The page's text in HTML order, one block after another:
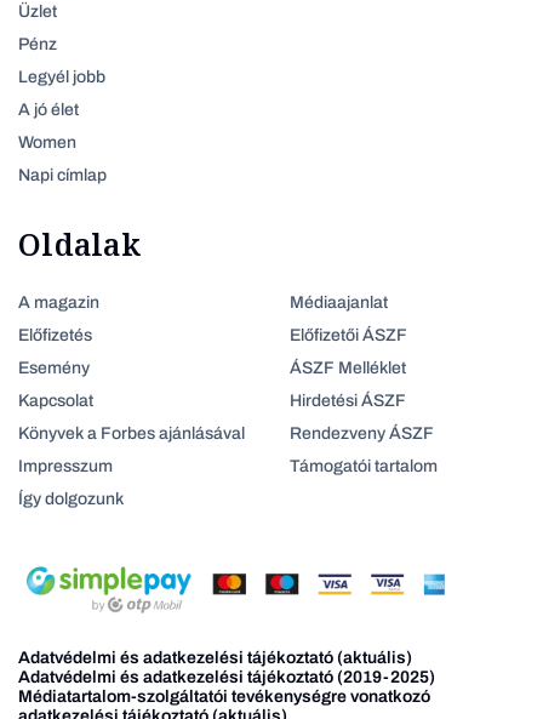
Üzlet
Pénz
Legyél jobb
A jó élet
Women
Napi címlap
Oldalak
A magazin
Előfizetés
Esemény
Kapcsolat
Könyvek a Forbes ajánlásával
Impresszum
Így dolgozunk
Médiaajanlat
Előfizetői ÁSZF
ÁSZF Melléklet
Hirdetési ÁSZF
Rendezveny ÁSZF
Támogatói tartalom
Adatvédelmi és adatkezelési tájékoztató (aktuális)
Adatvédelmi és adatkezelési tájékoztató (2019-2025)
Médiatartalom-szolgáltatói tevékenységre vonatkozó